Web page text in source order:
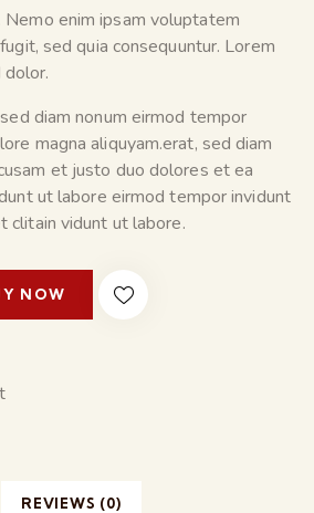
enim ipsam voluptatem
sed quia consequuntur. Lorem
dolor.
diam nonum eirmod tempor
magna aliquyam.erat, sed diam
et justo duo dolores et ea
ut labore eirmod tempor invidunt
clitain vidunt ut labore.
NOW
REVIEWS (0)